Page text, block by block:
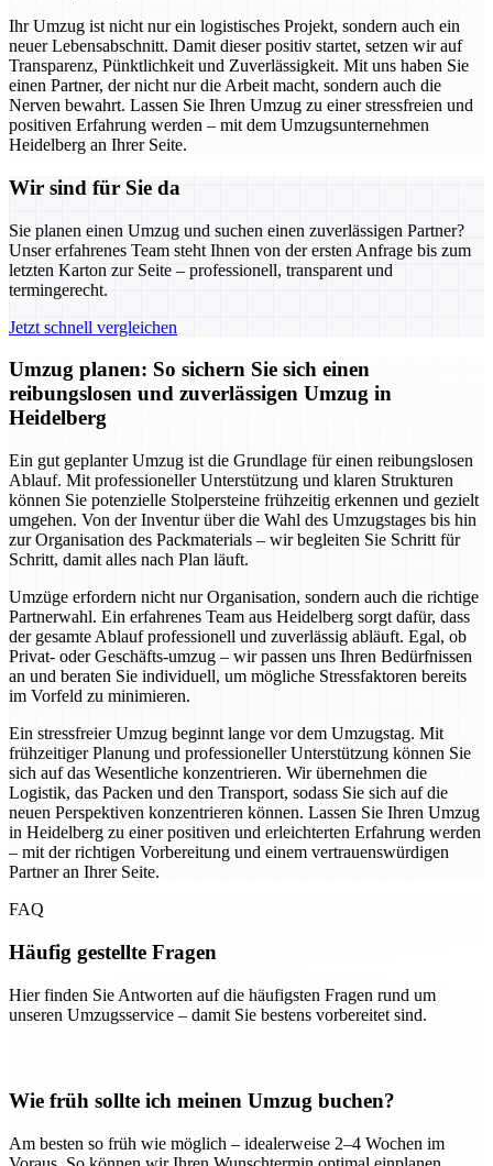
Ihr Umzug ist nicht nur ein logistisches Projekt, sondern auch ein
neuer Lebensabschnitt. Damit dieser positiv startet, setzen wir auf
Transparenz, Pünktlichkeit und Zuverlässigkeit. Mit uns haben Sie
einen Partner, der nicht nur die Arbeit macht, sondern auch die
Nerven bewahrt. Lassen Sie Ihren Umzug zu einer stressfreien und
positiven Erfahrung werden – mit dem Umzugsunternehmen
Heidelberg an Ihrer Seite.
Wir sind für Sie da
Sie planen einen Umzug und suchen einen zuverlässigen Partner?
Unser erfahrenes Team steht Ihnen von der ersten Anfrage bis zum
letzten Karton zur Seite – professionell, transparent und
termingerecht.
Jetzt schnell vergleichen
Umzug planen: So sichern Sie sich einen
reibungslosen und zuverlässigen Umzug in
Heidelberg
Ein gut geplanter Umzug ist die Grundlage für einen reibungslosen
Ablauf. Mit professioneller Unterstützung und klaren Strukturen
können Sie potenzielle Stolpersteine frühzeitig erkennen und gezielt
umgehen. Von der Inventur über die Wahl des Umzugstages bis hin
zur Organisation des Packmaterials – wir begleiten Sie Schritt für
Schritt, damit alles nach Plan läuft.
Umzüge erfordern nicht nur Organisation, sondern auch die richtige
Partnerwahl. Ein erfahrenes Team aus Heidelberg sorgt dafür, dass
der gesamte Ablauf professionell und zuverlässig abläuft. Egal, ob
Privat- oder Geschäfts-umzug – wir passen uns Ihren Bedürfnissen
an und beraten Sie individuell, um mögliche Stressfaktoren bereits
im Vorfeld zu minimieren.
Ein stressfreier Umzug beginnt lange vor dem Umzugstag. Mit
frühzeitiger Planung und professioneller Unterstützung können Sie
sich auf das Wesentliche konzentrieren. Wir übernehmen die
Logistik, das Packen und den Transport, sodass Sie sich auf die
neuen Perspektiven konzentrieren können. Lassen Sie Ihren Umzug
in Heidelberg zu einer positiven und erleichterten Erfahrung werden
– mit der richtigen Vorbereitung und einem vertrauenswürdigen
Partner an Ihrer Seite.
FAQ
Häufig gestellte Fragen
Hier finden Sie Antworten auf die häufigsten Fragen rund um
unseren Umzugsservice – damit Sie bestens vorbereitet sind.
Wie früh sollte ich meinen Umzug buchen?
Am besten so früh wie möglich – idealerweise 2–4 Wochen im